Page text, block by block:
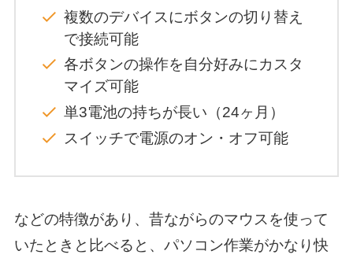
複数のデバイスにボタンの切り替え
で接続可能
各ボタンの操作を自分好みにカスタ
マイズ可能
単3電池の持ちが長い（24ヶ月）
スイッチで電源のオン・オフ可能
などの特徴があり、昔ながらのマウスを使って
いたときと比べると、パソコン作業がかなり快